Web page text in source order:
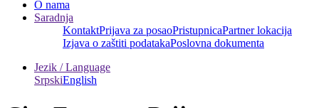
O nama
Saradnja
KontaktPrijava za posaoPristupnicaPartner lokacija
Izjava o zaštiti podatakaPoslovna dokumenta
Jezik / Language
SrpskiEnglish